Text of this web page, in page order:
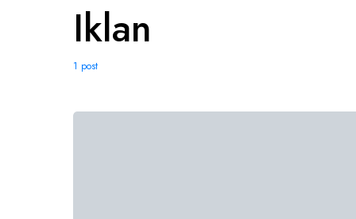
Iklan
1 post